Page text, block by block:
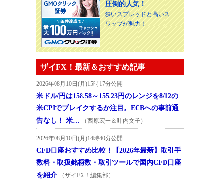
圧倒的人気！
狭いスプレッドと高いス
ワップが魅力！
ザイFX！最新＆おすすめ記事
2026年08月10日(月)15時17分公開
米ドル/円は158.58～155.23円のレンジを8/12の
米CPIでブレイクするか注目。ECBへの事前通
告なし！ 米…
（西原宏一＆叶内文子）
2026年08月10日(月)14時40分公開
CFD口座おすすめ比較！【2026年最新】取引手
数料・取扱銘柄数・取引ツールで国内CFD口座
を紹介
（ザイFX！編集部）